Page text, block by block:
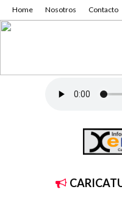
Home Nosotros Contacto